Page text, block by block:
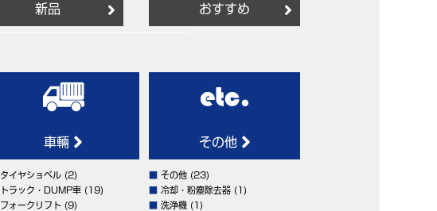
新品 おすすめ
車輛
タイヤショベル(2)
トラック・DUMP車(19)
フォークリフト (9)
その他
その他 (23)
冷却・粉塵除去器 (1)
洗浄機 (1)